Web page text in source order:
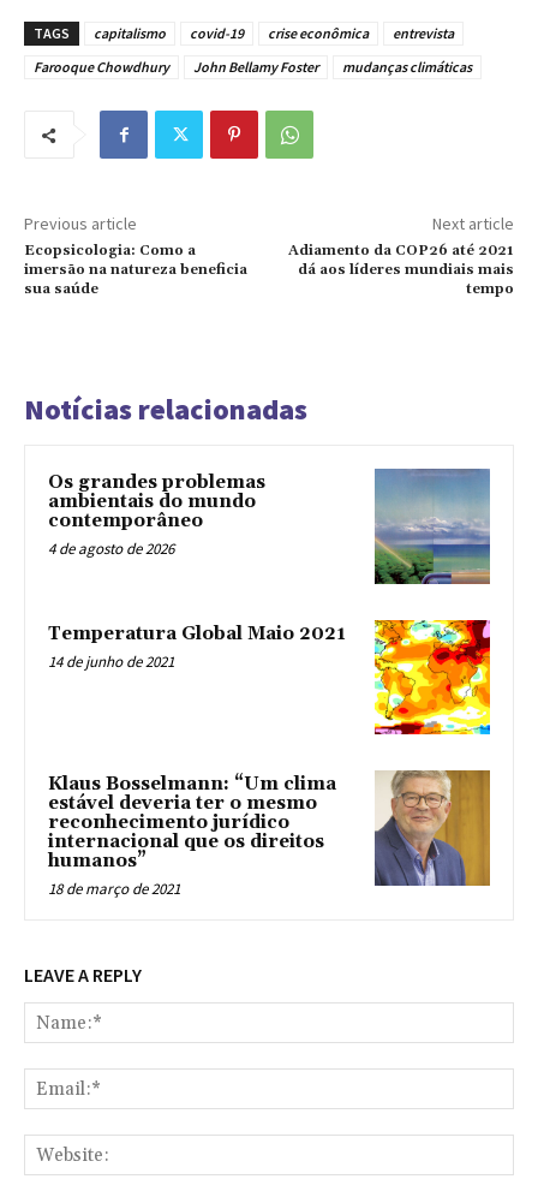
TAGS capitalismo covid-19 crise econômica
entrevista
Farooque Chowdhury
John Bellamy Foster mudanças climáticas
Previous article
Ecopsicologia: Como a
imersão na natureza beneficia
sua saúde
Next article
Adiamento da COP26 até 2021
dá aos líderes mundiais mais
tempo
Notícias relacionadas
Os grandes problemas
ambientais do mundo
contemporâneo
4 de agosto de 2026
Temperatura Global Maio 2021
14 de junho de 2021
Klaus Bosselmann: “Um clima
estável deveria ter o mesmo
reconhecimento jurídico
internacional que os direitos
humanos”
18 de março de 2021
LEAVE A REPLY